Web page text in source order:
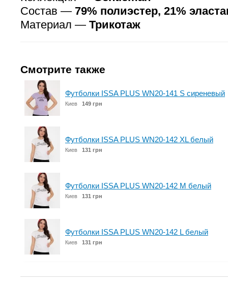
Состав — 79% полиэстер, 21%
Материал — Трикотаж
Смотрите также
Футболки ISSA PLUS WN20-141 S сиреневый
Киев 149 грн
Футболки ISSA PLUS WN20-142 XL белый
Киев 131 грн
Футболки ISSA PLUS WN20-142 M белый
Киев 131 грн
Футболки ISSA PLUS WN20-142 L белый
Киев 131 грн